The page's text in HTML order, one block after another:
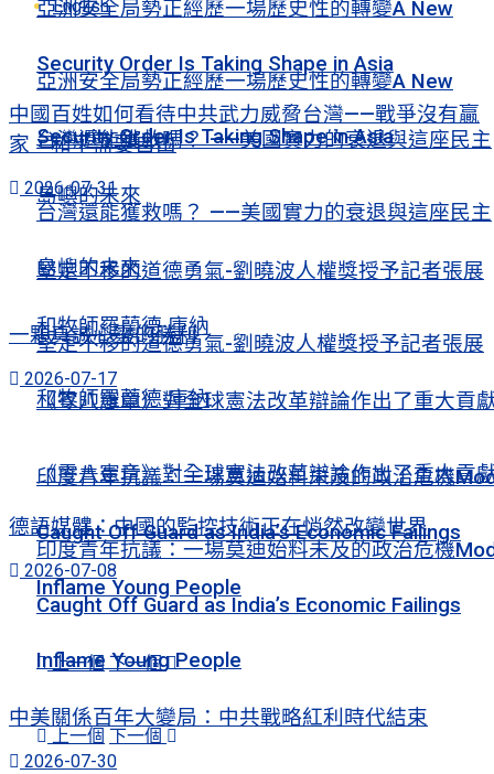
亞洲安全局勢正經歷一場歷史性的轉變A New
Security Order Is Taking Shape in Asia
台灣還能獲救嗎？ ——美國實力的衰退與這座民主
島嶼的未來
堅定不移的道德勇氣-劉曉波人權獎授予記者張展
和牧師羅蘭德·庫納
《零八憲章》對全球憲法改革辯論作出了重大貢
印度青年抗議：一場莫迪始料未及的政治危機
Caught Off Guard as India’s Economic Failings
Inflame Young People
上一個 下一個
English
亞洲安全局勢正經歷一場歷史性的轉變A New
Security Order Is Taking Shape in Asia
台灣還能獲救嗎？ ——美國實力的衰退與這座民主
島嶼的未來
堅定不移的道德勇氣-劉曉波人權獎授予記者張展
和牧師羅蘭德·庫納
《零八憲章》對全球憲法改革辯論作出了重大貢
印度青年抗議：一場莫迪始料未及的政治危機
Caught Off Guard as India’s Economic Failings
Inflame Young People
上一個 下一個
中國百姓如何看待中共武力威脅台灣——戰爭沒有贏
家，和平需要自由
2026-07-31
一顆真誠心靈的勝利
2026-07-17
德語媒體：中國的監控技術正在悄然改變世界
2026-07-08
中美關係百年大變局：中共戰略紅利時代結束
2026-07-30